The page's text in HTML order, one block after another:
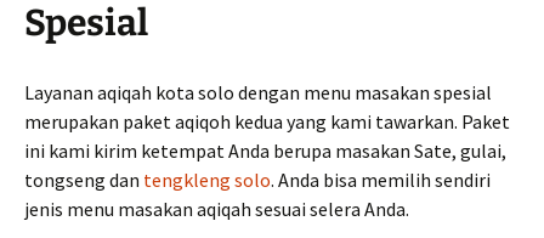
Spesial
Layanan aqiqah kota solo dengan menu masakan spesial
merupakan paket aqiqoh kedua yang kami tawarkan. Paket
ini kami kirim ketempat Anda berupa masakan Sate, gulai,
tongseng dan tengkleng solo. Anda bisa memilih sendiri
jenis menu masakan aqiqah sesuai selera Anda.